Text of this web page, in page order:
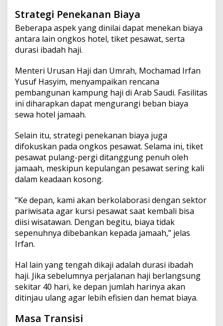
Strategi Penekanan Biaya
Beberapa aspek yang dinilai dapat menekan biaya
antara lain ongkos hotel, tiket pesawat, serta
durasi ibadah haji.
Menteri Urusan Haji dan Umrah, Mochamad Irfan
Yusuf Hasyim, menyampaikan rencana
pembangunan kampung haji di Arab Saudi. Fasilitas
ini diharapkan dapat mengurangi beban biaya
sewa hotel jamaah.
Selain itu, strategi penekanan biaya juga
difokuskan pada ongkos pesawat. Selama ini, tiket
pesawat pulang-pergi ditanggung penuh oleh
jamaah, meskipun kepulangan pesawat sering kali
dalam keadaan kosong.
“Ke depan, kami akan berkolaborasi dengan sektor
pariwisata agar kursi pesawat saat kembali bisa
diisi wisatawan. Dengan begitu, biaya tidak
sepenuhnya dibebankan kepada jamaah,” jelas
Irfan.
Hal lain yang tengah dikaji adalah durasi ibadah
haji. Jika sebelumnya perjalanan haji berlangsung
sekitar 40 hari, ke depan jumlah harinya akan
ditinjau ulang agar lebih efisien dan hemat biaya.
Masa Transisi